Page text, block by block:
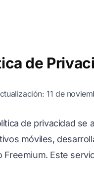
de
11 de
de privacidad se
móviles,
Freemium. Este